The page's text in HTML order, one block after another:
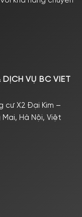
DỊCH VỤ BC VIET
cư X2 Đại Kim –
Mai, Hà Nội, Việt